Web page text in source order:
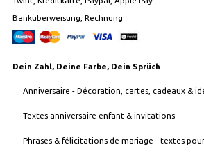
Banküberweisung, Rechnung
Dein Zahl, Deine Farbe, Dein Sprüch
Anniversaire - Décoration, cartes, cadeaux &
Textes anniversaire enfant & invitations
Phrases & félicitations de mariage - textes